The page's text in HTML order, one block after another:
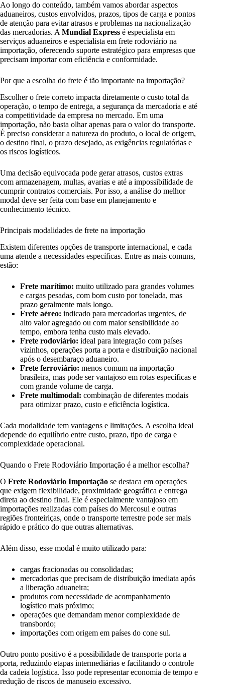
Ao longo do conteúdo, também vamos abordar aspectos
aduaneiros, custos envolvidos, prazos, tipos de carga e pontos
de atenção para evitar atrasos e problemas na nacionalização
das mercadorias. A Mundial Express é especialista em
serviços aduaneiros e especialista em frete rodoviário na
importação, oferecendo suporte estratégico para empresas que
precisam importar com eficiência e conformidade.
Por que a escolha do frete é tão importante na importação?
Escolher o frete correto impacta diretamente o custo total da
operação, o tempo de entrega, a segurança da mercadoria e até
a competitividade da empresa no mercado. Em uma
importação, não basta olhar apenas para o valor do transporte.
É preciso considerar a natureza do produto, o local de origem,
o destino final, o prazo desejado, as exigências regulatórias e
os riscos logísticos.
Uma decisão equivocada pode gerar atrasos, custos extras
com armazenagem, multas, avarias e até a impossibilidade de
cumprir contratos comerciais. Por isso, a análise do melhor
modal deve ser feita com base em planejamento e
conhecimento técnico.
Principais modalidades de frete na importação
Existem diferentes opções de transporte internacional, e cada
uma atende a necessidades específicas. Entre as mais comuns,
estão:
Frete marítimo: muito utilizado para grandes volumes
e cargas pesadas, com bom custo por tonelada, mas
prazo geralmente mais longo.
Frete aéreo: indicado para mercadorias urgentes, de
alto valor agregado ou com maior sensibilidade ao
tempo, embora tenha custo mais elevado.
Frete rodoviário: ideal para integração com países
vizinhos, operações porta a porta e distribuição nacional
após o desembaraço aduaneiro.
Frete ferroviário: menos comum na importação
brasileira, mas pode ser vantajoso em rotas específicas e
com grande volume de carga.
Frete multimodal: combinação de diferentes modais
para otimizar prazo, custo e eficiência logística.
Cada modalidade tem vantagens e limitações. A escolha ideal
depende do equilíbrio entre custo, prazo, tipo de carga e
complexidade operacional.
Quando o Frete Rodoviário Importação é a melhor escolha?
O Frete Rodoviário Importação se destaca em operações
que exigem flexibilidade, proximidade geográfica e entrega
direta ao destino final. Ele é especialmente vantajoso em
importações realizadas com países do Mercosul e outras
regiões fronteiriças, onde o transporte terrestre pode ser mais
rápido e prático do que outras alternativas.
Além disso, esse modal é muito utilizado para:
cargas fracionadas ou consolidadas;
mercadorias que precisam de distribuição imediata após
a liberação aduaneira;
produtos com necessidade de acompanhamento
logístico mais próximo;
operações que demandam menor complexidade de
transbordo;
importações com origem em países do cone sul.
Outro ponto positivo é a possibilidade de transporte porta a
porta, reduzindo etapas intermediárias e facilitando o controle
da cadeia logística. Isso pode representar economia de tempo e
redução de riscos de manuseio excessivo.